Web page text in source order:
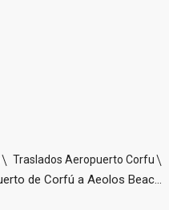
Traslados Aeropuerto Corfu
Taxi de Aeropuerto de Corfú a Aeolos Beach Resort